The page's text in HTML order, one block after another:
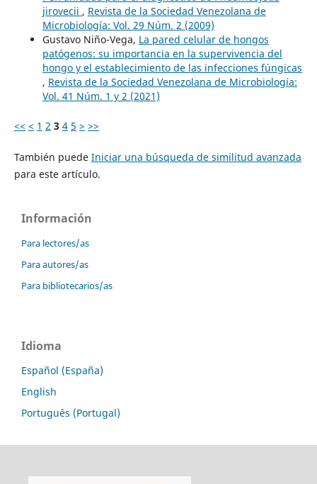
jirovecii , Revista de la Sociedad Venezolana de
Microbiología: Vol. 29 Núm. 2 (2009)
Gustavo Niño-Vega, La pared celular de hongos
patógenos: su importancia en la supervivencia del
hongo y el establecimiento de las infecciones fúngicas
, Revista de la Sociedad Venezolana de Microbiología:
Vol. 41 Núm. 1 y 2 (2021)
<< < 1 2 3 4 5 > >>
También puede Iniciar una búsqueda de similitud avanzada
para este artículo.
Información
Para lectores/as
Para autores/as
Para bibliotecarios/as
Idioma
Español (España)
English
Português (Portugal)